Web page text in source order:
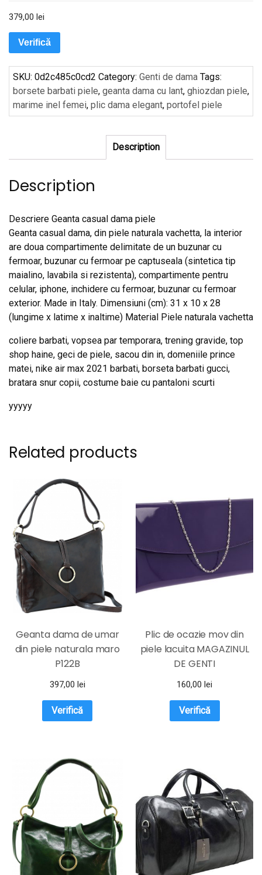
379,00 lei
Verifică
SKU: 0d2c485c0cd2 Category: Genti de dama Tags:
borsete barbati piele, geanta dama cu lant, ghiozdan piele,
marime inel femei, plic dama elegant, portofel piele
Description
Description
Descriere Geanta casual dama piele
Geanta casual dama, din piele naturala vachetta, la interior
are doua compartimente delimitate de un buzunar cu
fermoar, buzunar cu fermoar pe captuseala (sintetica tip
maialino, lavabila si rezistenta), compartimente pentru
celular, iphone, inchidere cu fermoar, buzunar cu fermoar
exterior. Made in Italy. Dimensiuni (cm): 31 x 10 x 28
(lungime x latime x inaltime) Material Piele naturala vachetta
coliere barbati, vopsea par temporara, trening gravide, top
shop haine, geci de piele, sacou din in, domeniile prince
matei, nike air max 2021 barbati, borseta barbati gucci,
bratara snur copii, costume baie cu pantaloni scurti
yyyyy
Related products
Geanta dama de umar
din piele naturala maro
P122B
397,00 lei
Verifică
Plic de ocazie mov din
piele lacuita MAGAZINUL
DE GENTI
160,00 lei
Verifică